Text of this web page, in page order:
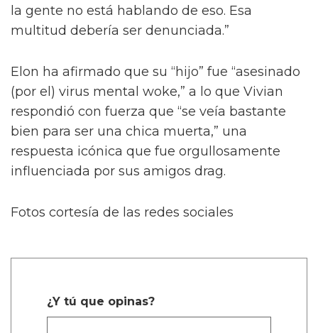
la gente no está hablando de eso. Esa
multitud debería ser denunciada.”
Elon ha afirmado que su “hijo” fue “asesinado
(por el) virus mental woke,” a lo que Vivian
respondió con fuerza que “se veía bastante
bien para ser una chica muerta,” una
respuesta icónica que fue orgullosamente
influenciada por sus amigos drag.
Fotos cortesía de las redes sociales
¿Y tú que opinas?